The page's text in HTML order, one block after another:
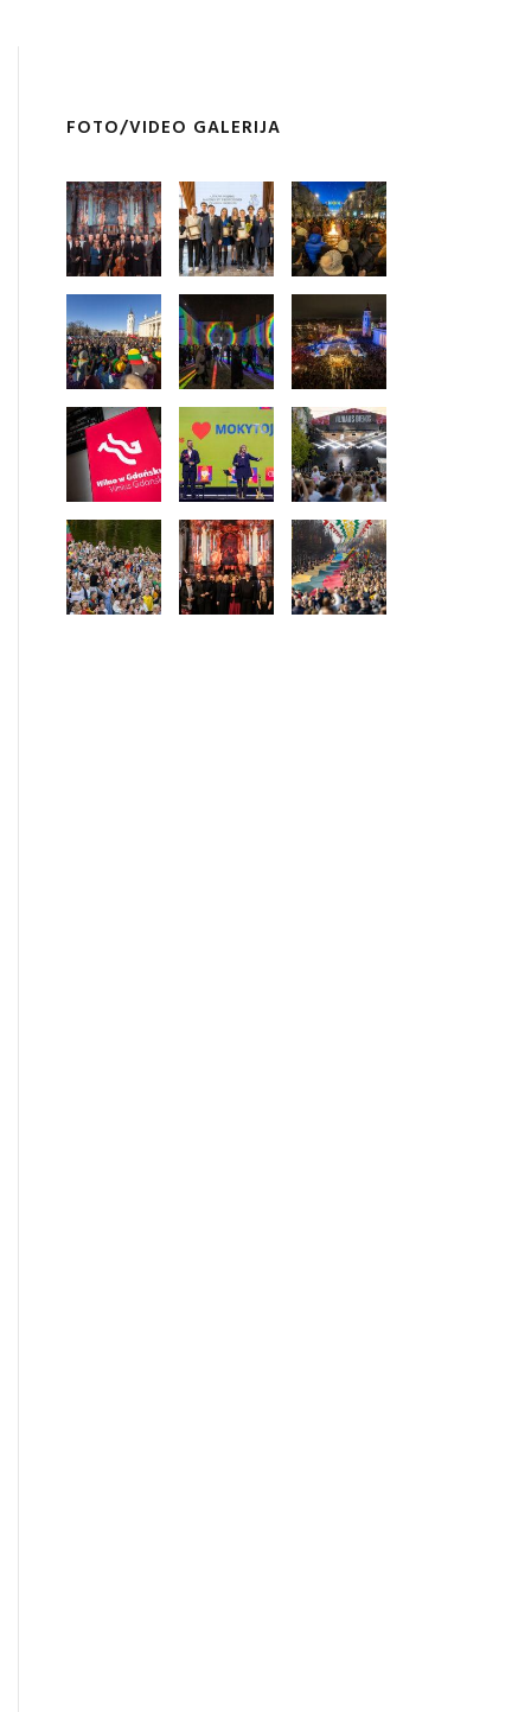
FOTO/VIDEO GALERIJA